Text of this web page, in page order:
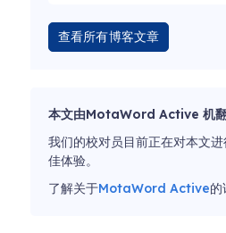
查看所有博客文章
本文由MotaWord Active 机翻
我们的校对员目前正在对本文
佳体验。
了解关于MotaWord Active的